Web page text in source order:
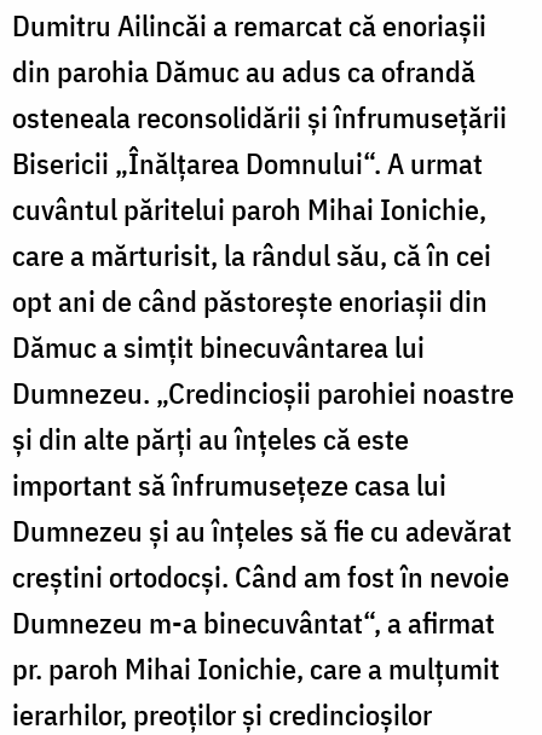
Dumitru Ailincăi a remarcat că enoriașii
din parohia Dămuc au adus ca ofrandă
osteneala reconsolidării și înfrumusețării
Bisericii „Înălțarea Domnului“. A urmat
cuvântul păritelui paroh Mihai Ionichie,
care a mărturisit, la rândul său, că în cei
opt ani de când păstorește enoriașii din
Dămuc a simțit binecuvântarea lui
Dumnezeu. „Credincioșii parohiei noastre
și din alte părți au înțeles că este
important să înfrumusețeze casa lui
Dumnezeu și au înțeles să fie cu adevărat
creștini ortodocși. Când am fost în nevoie
Dumnezeu m-a binecuvântat“, a afirmat
pr. paroh Mihai Ionichie, care a mulțumit
ierarhilor, preoților și credincioșilor